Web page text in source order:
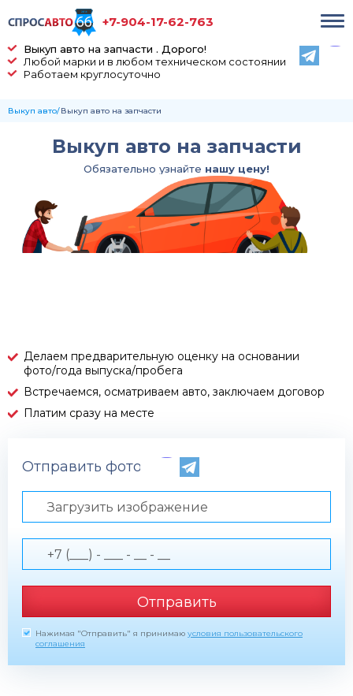
Выкуп авто на запчасти . Дорого!
Любой марки и в любом техническом состоянии
Работаем круглосуточно
+7-904-17-62-763
Выкуп авто Выкуп авто на запчасти
Выкуп авто на запчасти
Обязательно узнайте нашу цену!
Делаем предварительную оценку на основании
фото/года выпуска/пробега
Встречаемся, осматриваем авто, заключаем договор
Платим сразу на месте
Отправить фото по телефону
Загрузить изображение
Отправить
Нажимая "Отправить" я принимаю условия пользовательского
соглашения